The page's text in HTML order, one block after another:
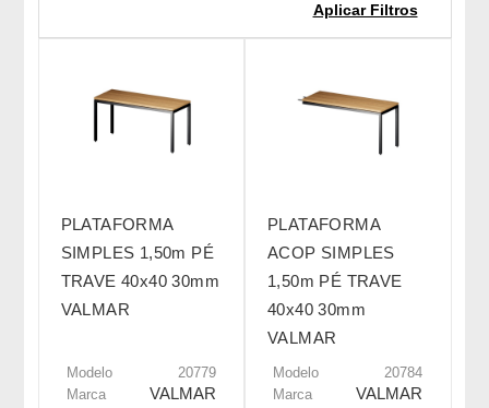
Aplicar Filtros
PLATAFORMA
SIMPLES 1,50m PÉ
TRAVE 40x40 30mm
VALMAR
Modelo
20779
Marca
VALMAR
PLATAFORMA
ACOP SIMPLES
1,50m PÉ TRAVE
40x40 30mm
VALMAR
Modelo
20784
Marca
VALMAR